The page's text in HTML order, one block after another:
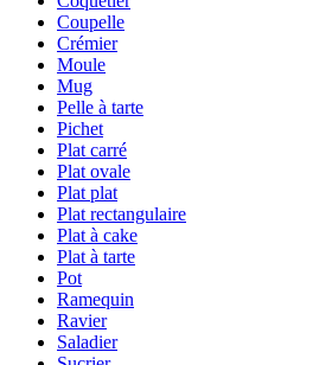
Coupelle
Crémier
Moule
Mug
Pelle à tarte
Pichet
Plat carré
Plat ovale
Plat plat
Plat rectangulaire
Plat à cake
Plat à tarte
Pot
Ramequin
Ravier
Saladier